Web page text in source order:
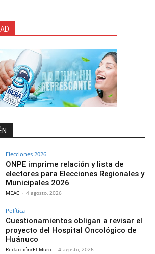
Elecciones 2026
ONPE imprime relación y lista de
electores para Elecciones Regionales y
Municipales 2026
MEAC - 4 agosto, 2026
Política
Cuestionamientos obligan a revisar el
proyecto del Hospital Oncológico de
Huánuco
Redacción/El Muro - 4 agosto, 2026